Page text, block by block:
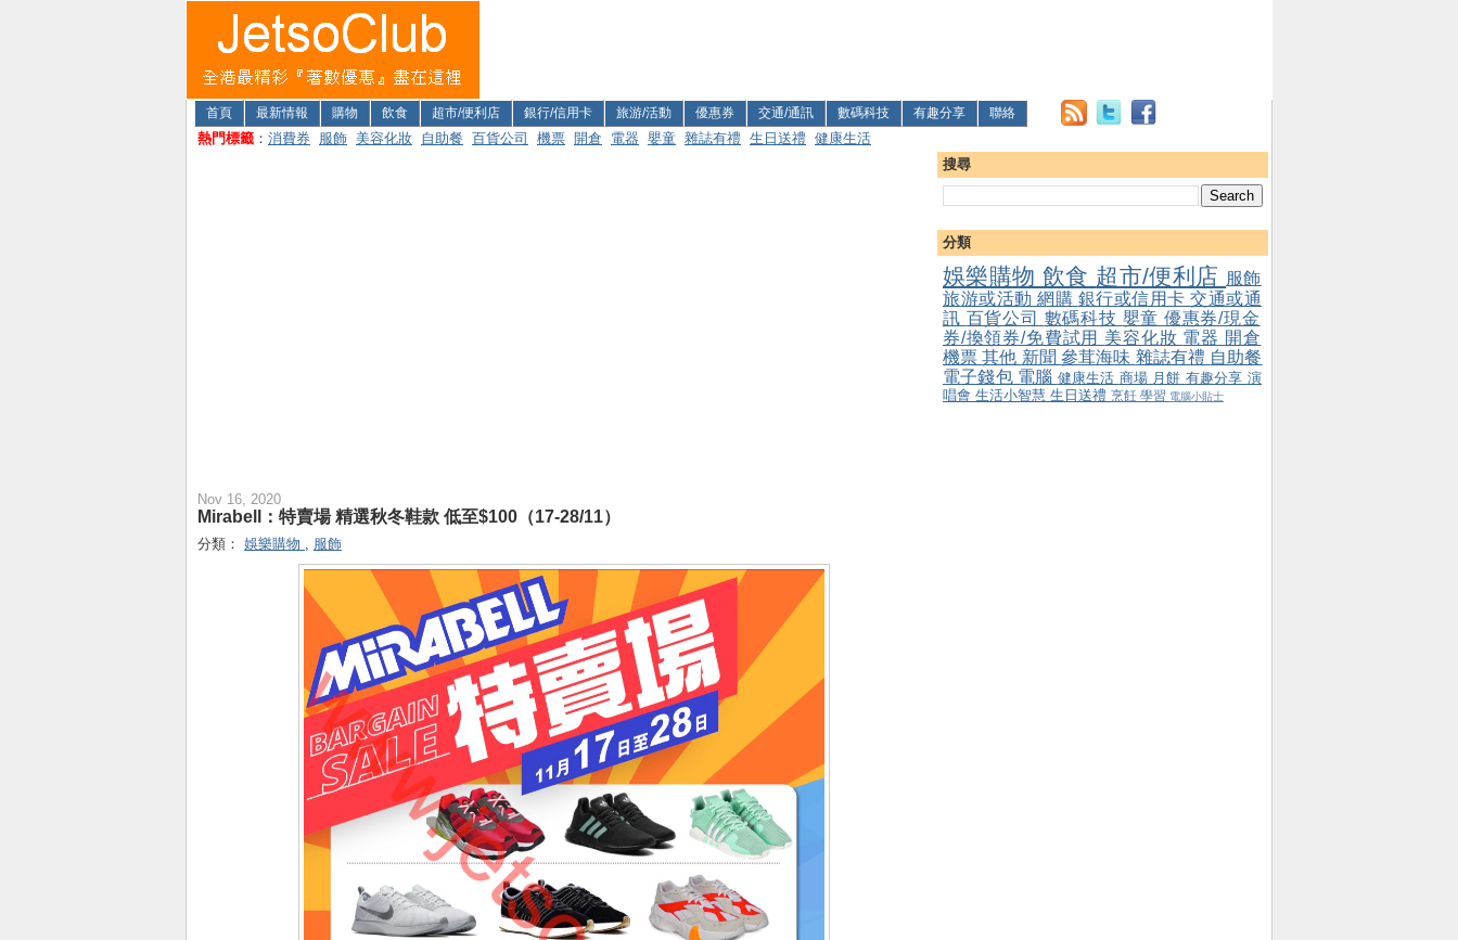
首頁 最新情報 購物 飲食 超市/便利店 銀行/信用卡 旅游/活動 優惠券 交通/通訊 數碼科技 有趣分享 聯絡
熱門標籤 ： 消費券 服飾 美容化妝 自助餐 百貨公司 機票 開倉 電器 嬰童 雜誌有禮 生日送禮 健康生活
搜尋
分類
娛樂購物 飲食 超市/便利店 服飾
旅游或活動 網購 銀行或信用卡 交通或通
訊 百貨公司 數碼科技 嬰童 優惠券/現金
券/換領券/免費試用 美容化妝 電器 開倉
機票其他 新聞參茸海味 雜誌有禮 自助餐
電子錢包 電腦 健康生活 商場 月餅 有趣分享 演
唱會 生活小智慧 生日送禮 烹飪 學習 電腦小貼士
Nov 16, 2020
Mirabell：特賣場 精選秋冬鞋款 低至$100（17-28/11）
分類： 娛樂購物 , 服飾